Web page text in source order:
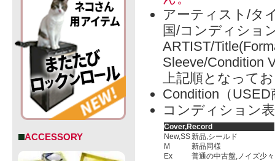
ACCESSORY
アーティスト/タ
国/コンディショ
ARTIST/
Sleeve/Condition
上記順となって
Condition（
コンディション
Cover,Record
New,SS新品,シールド
M
新品同様
Ex
普通の中古盤,ノイズ少々